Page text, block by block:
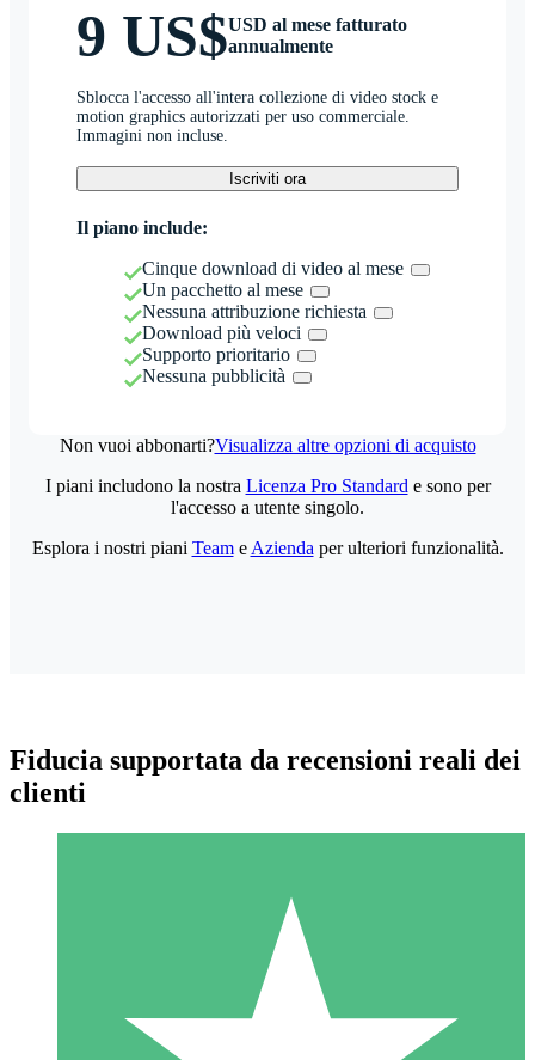
9 US$USD al mese fatturato
annualmente
Sblocca l'accesso all'intera collezione di video stock e
motion graphics autorizzati per uso commerciale.
Immagini non incluse.
Iscriviti ora
Il piano include:
Cinque download di video al mese
Un pacchetto al mese
Nessuna attribuzione richiesta
Download più veloci
Supporto prioritario
Nessuna pubblicità
Non vuoi abbonarti?Visualizza altre opzioni di acquisto
Pacchetti di Crediti Individuali
Paga a consumo con crediti di download. Nessun impegno
I piani includono la nostra Licenza Pro Standard e sono per
l'accesso a utente singolo.
Esplora i nostri piani Teame Azienda per ulteriori funzionalità.
Fiducia supportata da recensioni reali dei
clienti